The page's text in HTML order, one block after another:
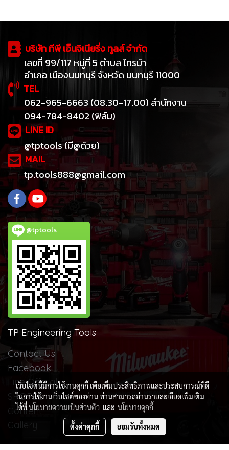
บริษัท ทีพี เอ็นจิเนียริ่ง ทูลส์ จำกัด
เลขที่ 99/117 หมู่ที่ 5 ตำบล ไทรม้า
อำเภอ เมืองนนทบุรี จังหวัด นนทบุรี 11000
TEL
062-965-6663 (08.30-17.00) สำนักงาน
094-784-8402 (ฟิล์ม)
LINE ID
@tptools (มี@ด้วย)
MAIL
tp.tools888@gmail.com
@tptools
TP Engineering Tools
Contact Us
Facebook
Line Official
SHOPEE
Content
Gallery
เว็บไซต์นี้มีการใช้งานคุกกี้ เพื่อเพิ่มประสิทธิภาพและประสบการณ์ที่ดี
ในการใช้งานเว็บไซต์ของท่าน ท่านสามารถอ่านรายละเอียดเพิ่มเติม
ได้ที่นโยบายความเป็นส่วนตัว และ นโยบายคุกกี้
ตั้งค่าคุกกี้ ยอมรับทั้งหมด